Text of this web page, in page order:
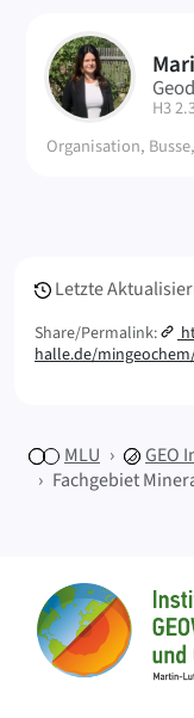
MP
|H3
Organisation,
Letzte
Share/Permalink:
halle.de/
MLU GEO
Fachgebiet
Startseite